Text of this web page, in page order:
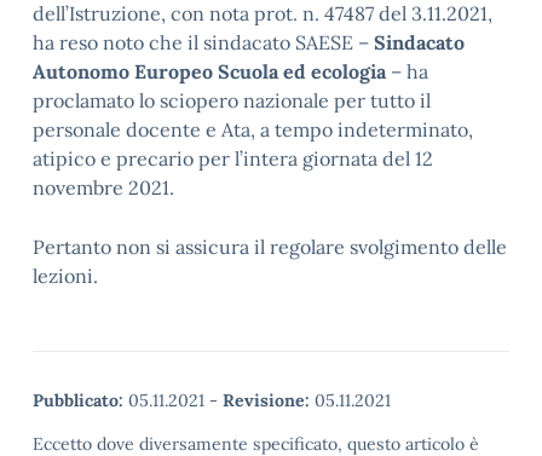
dell’Istruzione, con nota prot. n. 47487 del 3.11.2021,
ha reso noto che il sindacato SAESE – Sindacato
Autonomo Europeo Scuola ed ecologia– ha
proclamato lo sciopero nazionale per tutto il
personale docente e Ata, a tempo indeterminato,
atipico e precario per l’intera giornata del 12
novembre 2021.
Pertanto non si assicura il regolare svolgimento delle
lezioni.
Pubblicato: 05.11.2021 - Revisione: 05.11.2021
Eccetto dove diversamente specificato, questo articolo è